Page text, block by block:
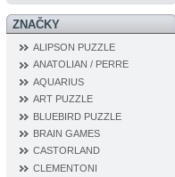
ZNAČKY
ALIPSON PUZZLE
ANATOLIAN / PERRE
AQUARIUS
ART PUZZLE
BLUEBIRD PUZZLE
BRAIN GAMES
CASTORLAND
CLEMENTONI